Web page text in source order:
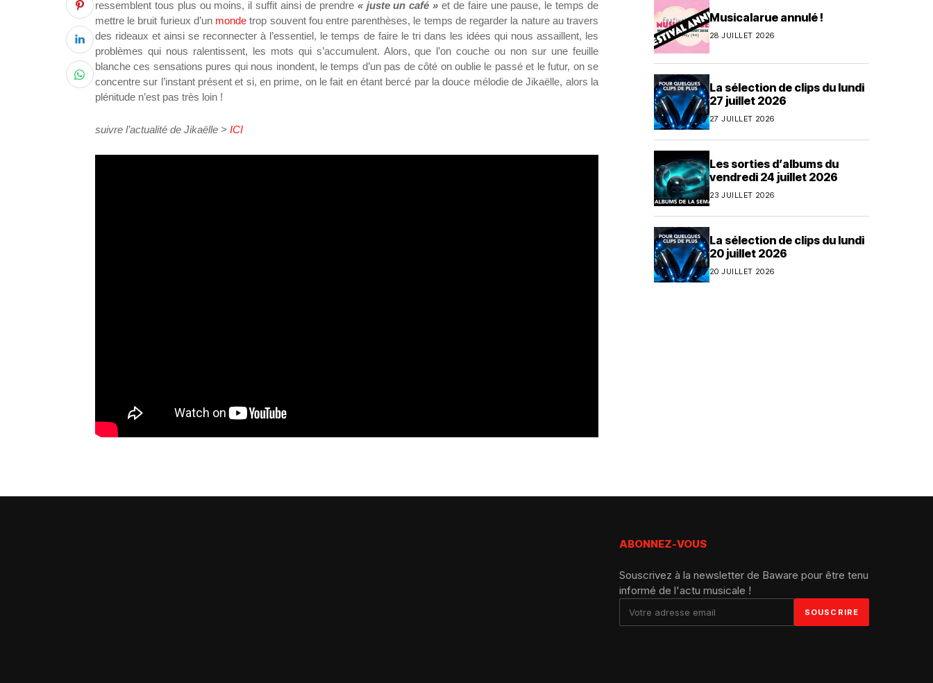
ressemblent tous plus ou moins, il suffit ainsi de prendre « juste un café » et de faire une pause, le temps de
mettre le bruit furieux d’un monde trop souvent fou entre parenthèses, le temps de regarder la nature au travers
des rideaux et ainsi se reconnecter à l’essentiel, le temps de faire le tri dans les idées qui nous assaillent, les
problèmes qui nous ralentissent, les mots qui s’accumulent. Alors, que l’on couche ou non sur une feuille
blanche ces sensations pures qui nous inondent, le temps d’un pas de côté on oublie le passé et le futur, on se
concentre sur l’instant présent et si, en prime, on le fait en étant bercé par la douce mélodie de Jikaëlle, alors la
plénitude n’est pas très loin !
suivre l’actualité de Jikaëlle > ICI
Musicalarue annulé !
28 JUILLET 2026
La sélection de clips du lundi
27 juillet 2026
27 JUILLET 2026
Les sorties d’albums du
vendredi 24 juillet 2026
23 JUILLET 2026
La sélection de clips du lundi
20 juillet 2026
20 JUILLET 2026
ABONNEZ-VOUS
Souscrivez à la newsletter de Baware pour être tenu
informé de l'actu musicale !